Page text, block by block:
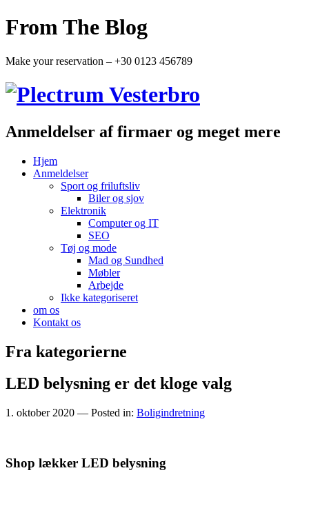
From The Blog
Make your reservation – +30 0123 456789
Anmeldelser af firmaer og meget mere
Hjem
Anmeldelser
Sport og friluftsliv
Biler og sjov
Elektronik
Computer og IT
SEO
Tøj og mode
Mad og Sundhed
Møbler
Arbejde
Ikke kategoriseret
om os
Kontakt os
Fra kategorierne
LED belysning er det kloge valg
1. oktober 2020 — Posted in: Boligindretning
Shop lækker LED belysning